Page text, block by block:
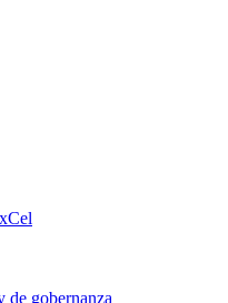
de gobernanza